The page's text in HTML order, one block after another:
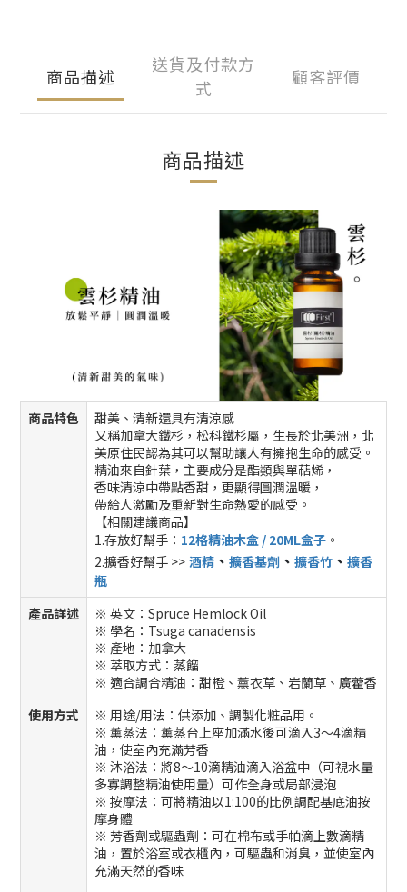
商品描述
送貨及付款方
式
顧客評價
商品描述
商品特色
甜美、清新還具有清涼感
又稱加拿大鐵杉，松科鐵杉屬，生長於北美洲，北
美原住民認為其可以幫助讓人有擁抱生命的感受。
精油來自針葉，主要成分是酯類與單萜烯，
香味清涼中帶點香甜，更顯得圓潤溫暖，
帶給人激勵及重新對生命熱愛的感受。
【相關建議商品】
1.存放好幫手： 12格精油木盒 / 20ML盒子 。
2.擴香好幫手 >> 酒精 、 擴香基劑 、 擴香竹 、 擴香
瓶
產品詳述
※ 英文：Spruce Hemlock Oil
※ 學名：Tsuga canadensis
※ 產地：加拿大
※ 萃取方式：蒸餾
※ 適合調合精油：甜橙、薰衣草、岩蘭草、廣藿香
使用方式
※ 用途/用法：供添加、調製化粧品用。
※ 薰蒸法：薰蒸台上座加滿水後可滴入3～4滴精
油，使室內充滿芳香
※ 沐浴法：將8～10滴精油滴入浴盆中（可視水量
多寡調整精油使用量）可作全身或局部浸泡
※ 按摩法：可將精油以1:100的比例調配基底油按
摩身體
※ 芳香劑或驅蟲劑：可在棉布或手帕滴上數滴精
油，置於浴室或衣櫃內，可驅蟲和消臭，並使室內
充滿天然的香味